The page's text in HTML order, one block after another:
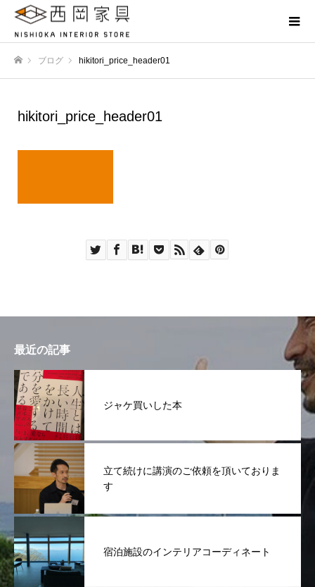
ブログ hikitori_price_header01
hikitori_price_header01
最近の記事
ジャケ買いした本
立て続けに講演のご依頼を頂いておりま
す
宿泊施設のインテリアコーディネート